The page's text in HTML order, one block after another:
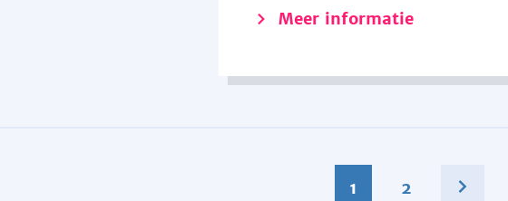
Meer informatie
1 2